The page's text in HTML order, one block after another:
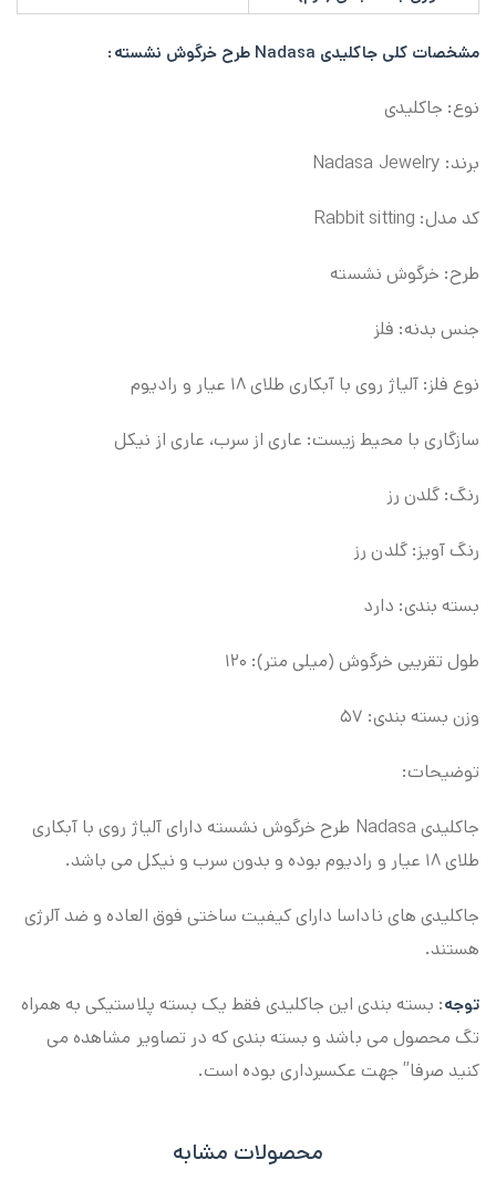
مشخصات کلی جاکلیدی Nadasa طرح خرگوش نشسته:
نوع: جاکلیدی
برند: Nadasa Jewelry
کد مدل: Rabbit sitting
طرح: خرگوش نشسته
جنس بدنه: فلز
نوع فلز: آلیاژ روی با آبکاری طلای ۱۸ عیار و رادیوم
سازگاری با محیط زیست: عاری از سرب، عاری از نیکل
رنگ: گلدن رز
رنگ آویز: گلدن رز
بسته بندی: دارد
طول تقریبی خرگوش (میلی متر): ۱۲۰
وزن بسته بندی: ۵۷
توضیحات:
جاکلیدی Nadasa طرح خرگوش نشسته دارای آلیاژ روی با آبکاری
طلای ۱۸ عیار و رادیوم بوده و بدون سرب و نیکل می باشد.
جاکلیدی های ناداسا دارای کیفیت ساختی فوق العاده و ضد آلرژی
هستند.
توجه: بسته بندی این جاکلیدی فقط یک بسته پلاستیکی به همراه
تگ محصول می باشد و بسته بندی که در تصاویر مشاهده می
کنید صرفا” جهت عکسبرداری بوده است.
محصولات مشابه